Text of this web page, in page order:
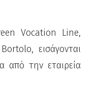
Vocation Line,
εισάγονται
από την εταιρεία